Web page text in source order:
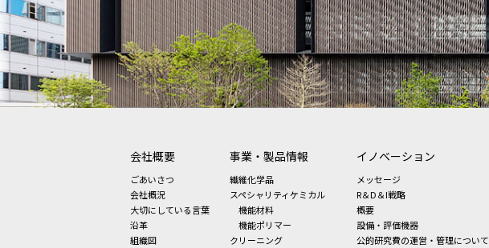
会社概要
ごあいさつ
会社概況
大切にしている言葉
沿革
組織図
事業・製品情報
繊維化学品
スペシャリティケミカル
機能材料
機能ポリマー
クリーニング
イノベーション
メッセージ
R＆D＆I戦略
概要
設備・評価機器
公的研究費の運営・管理について